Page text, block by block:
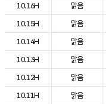
10.16H
맑음
10.15H
맑음
10.14H
맑음
10.13H
맑음
10.12H
맑음
10.11H
맑음